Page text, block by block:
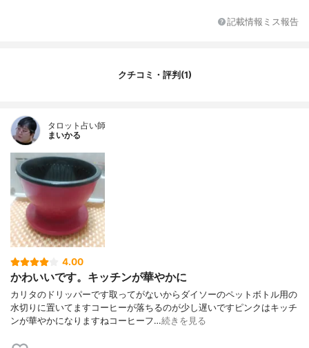
記載情報ミス報告
クチコミ・評判(1)
タロット占い師
まいかる
4.00
かわいいです。キッチンが華やかに
カリタのドリッパーです取ってがないからダイソーのペットボトル用の
水切りに置いてますコーヒーが落ちるのが少し遅いですピンクはキッチ
ンが華やかになりますねコーヒーフ…続きを見る